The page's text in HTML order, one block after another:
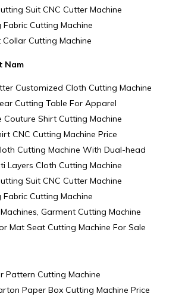
Suit CNC Cutter Machine
Cutting Machine
Cutting Machine
Nam
Customized Cloth Cutting Machine
Cutting Table For Apparel
Shirt Cutting Machine
CNC Cutting Machine Price
Cutting Machine With Dual-head
Layers Cloth Cutting Machine
Suit CNC Cutter Machine
Cutting Machine
Garment Cutting Machine
Mat Seat Cutting Machine For Sale
Pattern Cutting Machine
Paper Box Cutting Machine Price